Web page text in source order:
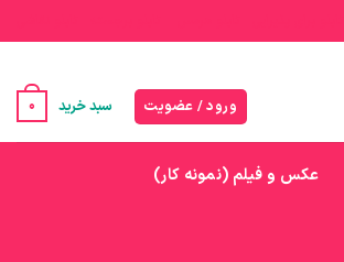
ورود / عضویت سبد خرید 0
عکس و فیلم (نمونه کار)